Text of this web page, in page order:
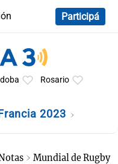
Participá
Rosario
2023
Mundial de Rugby